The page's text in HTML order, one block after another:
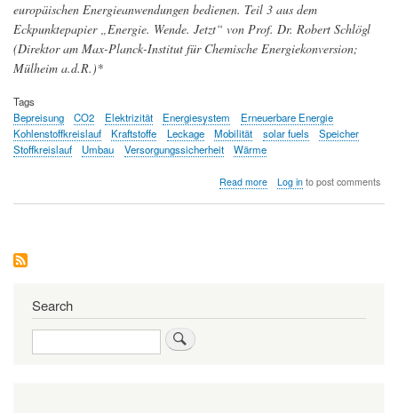
europäischen Energieanwendungen bedienen. Teil 3 aus dem
Eckpunktepapier „Energie. Wende. Jetzt“ von Prof. Dr. Robert Schlögl
(Direktor am Max-Planck-Institut für Chemische Energiekonversion;
Mülheim a.d.R.)*
Tags
Bepreisung
CO2 Elektrizität Energiesystem
Erneuerbare Energie
Kohlenstoffkreislauf
Kraftstoffe Leckage Mobilität solar fuels
Speicher
Stoffkreislauf
Umbau Versorgungssicherheit Wärme
Read moreabout
Log into post comments
Search
Search